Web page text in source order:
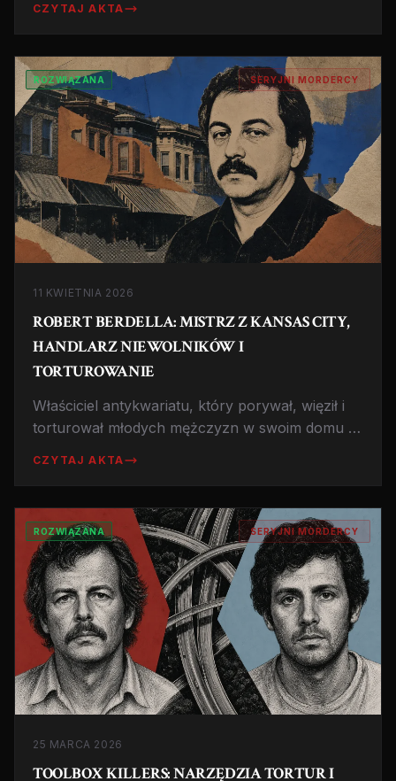
CZYTAJ AKTA
ROZWIĄZANA SERYJNI MORDERCY
11 KWIETNIA 2026
ROBERT BERDELLA: MISTRZ Z KANSAS CITY,
HANDLARZ NIEWOLNIKÓW I
TORTUROWANIE
Właściciel antykwariatu, który porywał, więził i
torturował młodych mężczyzn w swoim domu w
CZYTAJ AKTA
ROZWIĄZANA SERYJNI MORDERCY
25 MARCA 2026
TOOLBOX KILLERS: NARZĘDZIA TORTUR I